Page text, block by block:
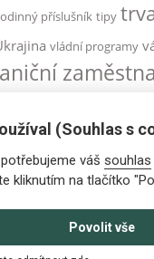
příslušník tipy
vládní programy
karta
zdravotní
žádost o
(Souhlas s
váš souhlas
kliknutím na tlačítko
Povolit vše